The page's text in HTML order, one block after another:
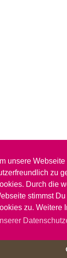
unsere Webseite
zu
Durch die
stimmst
zu. Weitere
Deutschland